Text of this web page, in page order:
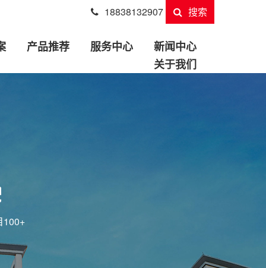
18838132907 搜索
产品推荐 服务中心
新闻中心
关于我们
100+